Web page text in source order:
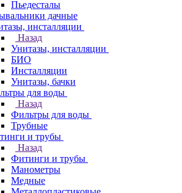
Пьедесталы
дачные
инсталляции
Назад
Унитазы, инсталляции
БИО
Инсталляции
Унитазы, бачки
для воды
Назад
Фильтры для воды
Трубные
и трубы
Назад
Фитинги и трубы
Манометры
Медные